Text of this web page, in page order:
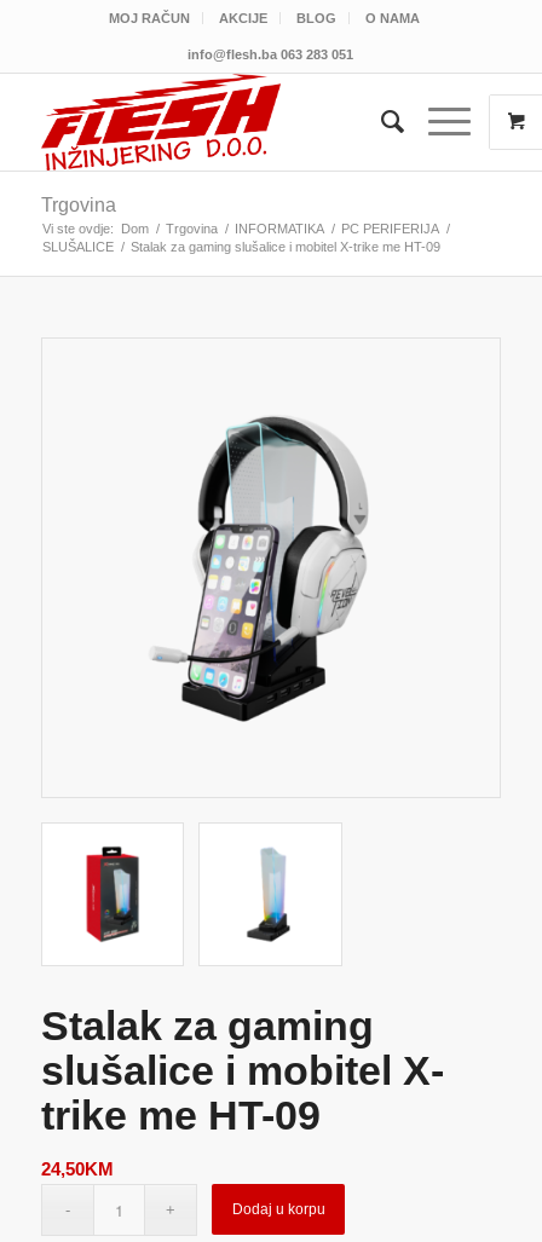
MOJ RAČUN AKCIJE BLOG O NAMA
info@flesh.ba 063 283 051
Trgovina
Vi ste ovdje: Dom / Trgovina / INFORMATIKA / PC PERIFERIJA /
SLUŠALICE / Stalak za gaming slušalice i mobitel X-trike me HT-09
Stalak za gaming
slušalice i mobitel X-
trike me HT-09
24,50KM
Dodaj u korpu